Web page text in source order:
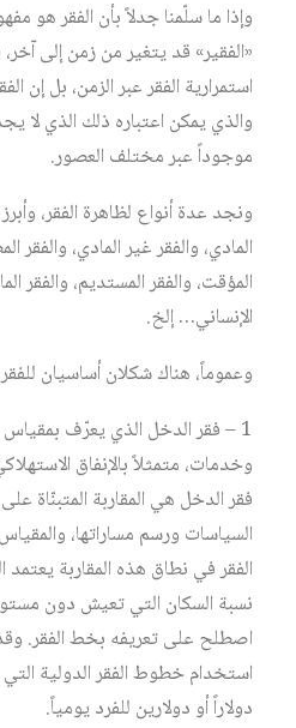
وإذا ما سلّمنا جدلاً بأن الفقر هو
«الفقير» قد يتغير من زمن إلى آخر،
استمرارية الفقر عبر الزمن، بل إن
والذي يمكن اعتباره ذلك الذي لا
موجوداً عبر مختلف العصور.
ونجد عدة أنواع لظاهرة الفقر،
المادي، والفقر غير المادي، والفقر
المؤقت، والفقر المستديم، والفقر
الإنساني… إلخ.
وعموماً، هناك شكلان أساسيان
1 – فقر الدخل الذي يعرّف
وخدمات، متمثلاً بالإنفاق
فقر الدخل هي المقاربة المتبنّاة
السياسات ورسم مساراتها،
الفقر في نطاق هذه المقاربة يعتمد
نسبة السكان التي تعيش دون
اصطلح على تعريفه بخط الفقر.
استخدام خطوط الفقر الدولية
دولاراً أو دولارين للفرد يومياً.